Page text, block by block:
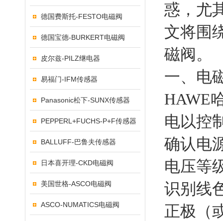
德国费斯托-FESTO电磁阀
德国宝德-BURKERT电磁阀
皮尔兹-PILZ继电器
易福门-IFM传感器
Panasonic松下-SUNX传感器
PEPPERL+FUCHS-P+F传感器
BALLUFF-巴鲁夫传感器
日本喜开理-CKD电磁阀
美国世格-ASCO电磁阀
ASCO-NUMATICS电磁阀
惑，尤
文将围
磁阀。
一、电
HAWE
电以控
确认电
电压等
识别线
正极（